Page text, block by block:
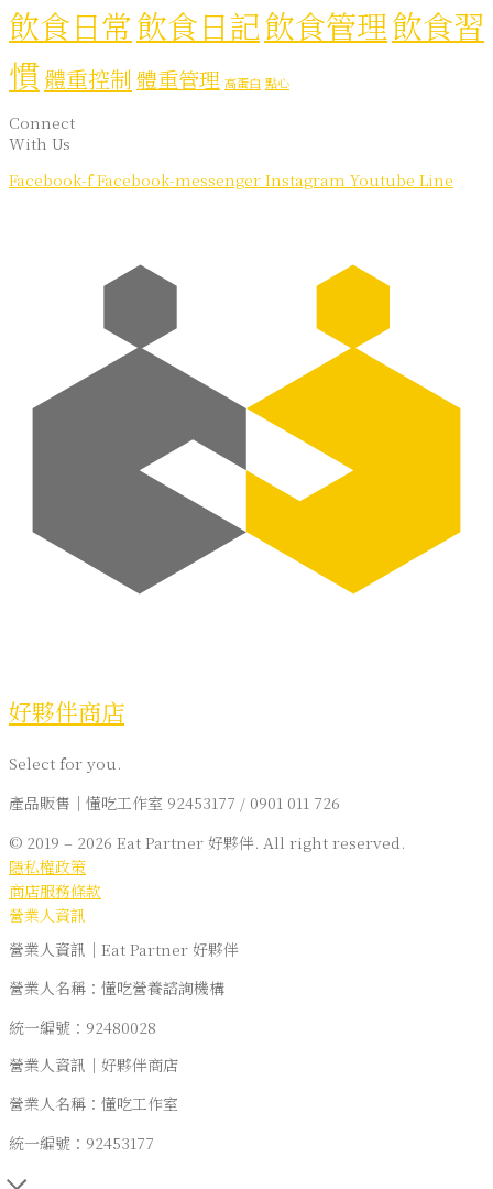
飲食日常飲食日記飲食管理飲食習
慣體重控制體重管理 高蛋白 點心
Connect
With Us
Facebook-f Facebook-messenger Instagram Youtube Line
好夥伴商店
Select for you.
產品販售｜懂吃工作室 92453177 / 0901 011 726
© 2019 – 2026 Eat Partner 好夥伴. All right reserved.
隱私權政策
商店服務條款
營業人資訊
營業人資訊｜Eat Partner 好夥伴
營業人名稱：懂吃營養諮詢機構
統一編號：92480028
營業人資訊｜好夥伴商店
營業人名稱：懂吃工作室
統一編號：92453177